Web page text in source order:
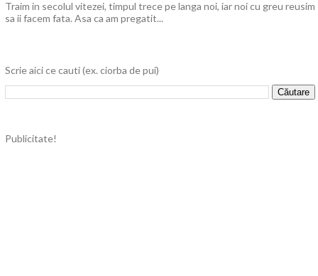
Traim in secolul vitezei, timpul trece pe langa noi, iar noi cu greu reusim
sa ii facem fata. Asa ca am pregatit...
Scrie aici ce cauti (ex. ciorba de pui)
Publicitate!